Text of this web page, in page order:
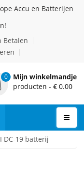
Accu en Batterijen
Betalen
0
Mijn winkelmandje
producten - € 0.00
DC-19 batterij